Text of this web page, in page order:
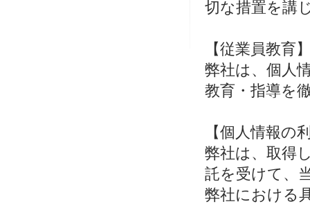
切な措置を講
【従業員教育
弊社は、個人
教育・指導を
【個人情報の
弊社は、取得
託を受けて、
弊社における